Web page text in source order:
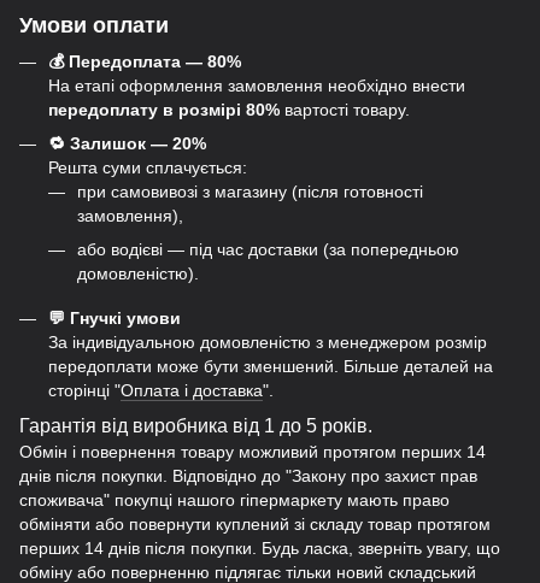
Умови оплати
💰 Передоплата — 80%
На етапі оформлення замовлення необхідно внести
передоплату в розмірі 80% вартості товару.
🔁 Залишок — 20%
Решта суми сплачується:
при самовивозі з магазину (після готовності
замовлення),
або водієві — під час доставки (за попередньою
домовленістю).
💬 Гнучкі умови
За індивідуальною домовленістю з менеджером розмір
передоплати може бути зменшений. Більше деталей на
сторінці "Оплата і доставка".
Гарантія від виробника від 1 до 5 років.
Обмін і повернення товару можливий протягом перших 14
днів після покупки. Відповідно до "Закону про захист прав
споживача" покупці нашого гіпермаркету мають право
обміняти або повернути куплений зі складу товар протягом
перших 14 днів після покупки. Будь ласка, зверніть увагу, що
обміну або поверненню підлягає тільки новий складський